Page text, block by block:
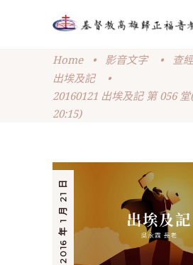
Home • 影音文字 • 查
出埃及記
•
20160121 出埃及記 第 056
20:15)
2016 年 1 月 21 日